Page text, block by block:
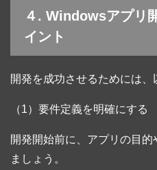
４. Windowsアプリ
イント
開発を成功させるためには、
（1）要件定義を明確にする
開発開始前に、アプリの目
ましょう。